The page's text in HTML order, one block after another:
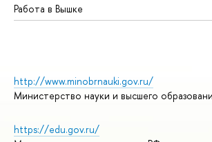
Работа в Вышке
http://www.minobrnauki.gov.ru/
Министерство науки и высшего
https://edu.gov.ru/